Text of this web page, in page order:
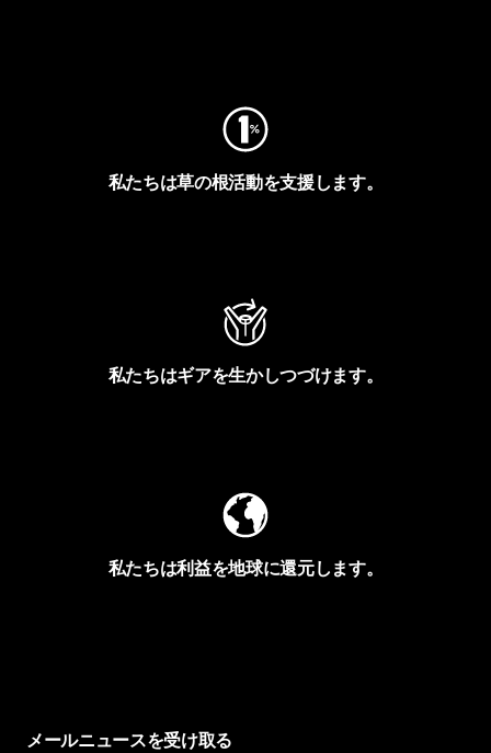
私たちは草の根活動を支援します。
私たちはギアを生かしつづけます。
私たちは利益を地球に還元します。
メールニュースを受け取る